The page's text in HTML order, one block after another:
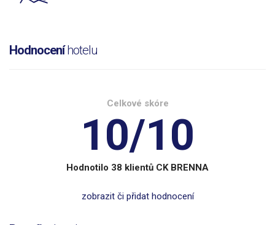
Hodnoceníhotelu
Celkové skóre
10/10
Hodnotilo 38 klientů CK BRENNA
zobrazit či přidat hodnocení